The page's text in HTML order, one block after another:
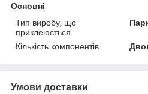
Основні
Тип виробу, що
приклеюється
Кількість компонентів
Умови доставки